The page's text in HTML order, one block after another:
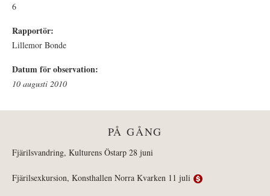
6
Rapportör:
Lillemor Bonde
Datum för observation:
10 augusti 2010
PÅ GÅNG
Fjärilsvandring, Kulturens Östarp 28 juni
Fjärilsexkursion, Konsthallen Norra Kvarken 11 juli